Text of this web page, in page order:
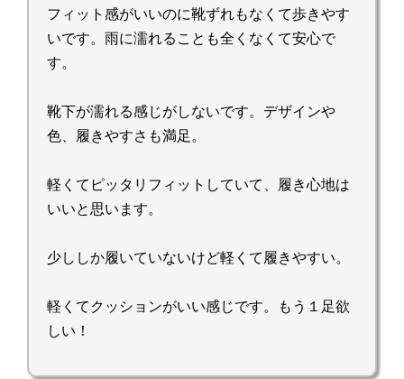
フィット感がいいのに靴ずれもなくて歩きやす
いです。雨に濡れることも全くなくて安心で
す。
靴下が濡れる感じがしないです。デザインや
色、履きやすさも満足。
軽くてピッタリフィットしていて、履き心地は
いいと思います。
少ししか履いていないけど軽くて履きやすい。
軽くてクッションがいい感じです。もう１足欲
しい！